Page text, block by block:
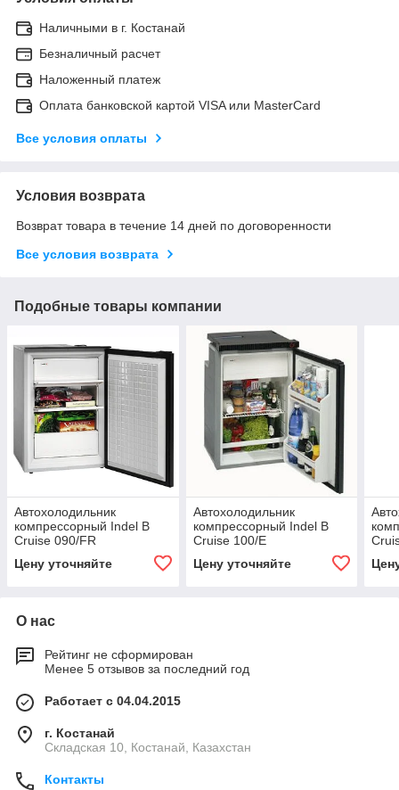
Наличными в г. Костанай
Безналичный расчет
Наложенный платеж
Оплата банковской картой VISA или MasterCard
Все условия оплаты
Условия возврата
Возврат товара в течение 14 дней по договоренности
Все условия возврата
Подобные товары компании
Автохолодильник
компрессорный Indel B
Cruise 090/FR
Цену уточняйте
Автохолодильник
компрессорный Indel B
Cruise 100/E
Цену уточняйте
О нас
Рейтинг не сформирован
Менее 5 отзывов за последний год
Работает с 04.04.2015
г. Костанай
Складская 10, Костанай, Казахстан
Контакты